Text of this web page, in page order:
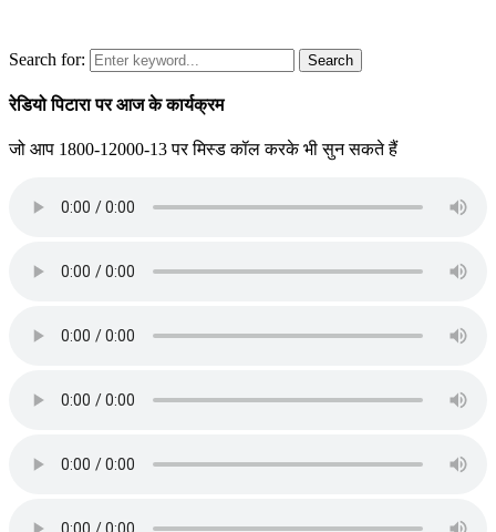
Search for: Search
रेडियो पिटारा पर आज के कार्यक्रम
जो आप 1800-12000-13 पर मिस्ड कॉल करके भी सुन सकते हैं